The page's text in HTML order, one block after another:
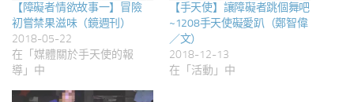
【障礙者情欲故事一】冒險
初嘗禁果滋味（鏡週刊）
2018-05-22
在「媒體關於手天使的報
導」中
【手天使】讓障礙者跳個舞吧
~1208手天使礙愛趴（鄭智偉
／文）
2018-12-13
在「活動」中